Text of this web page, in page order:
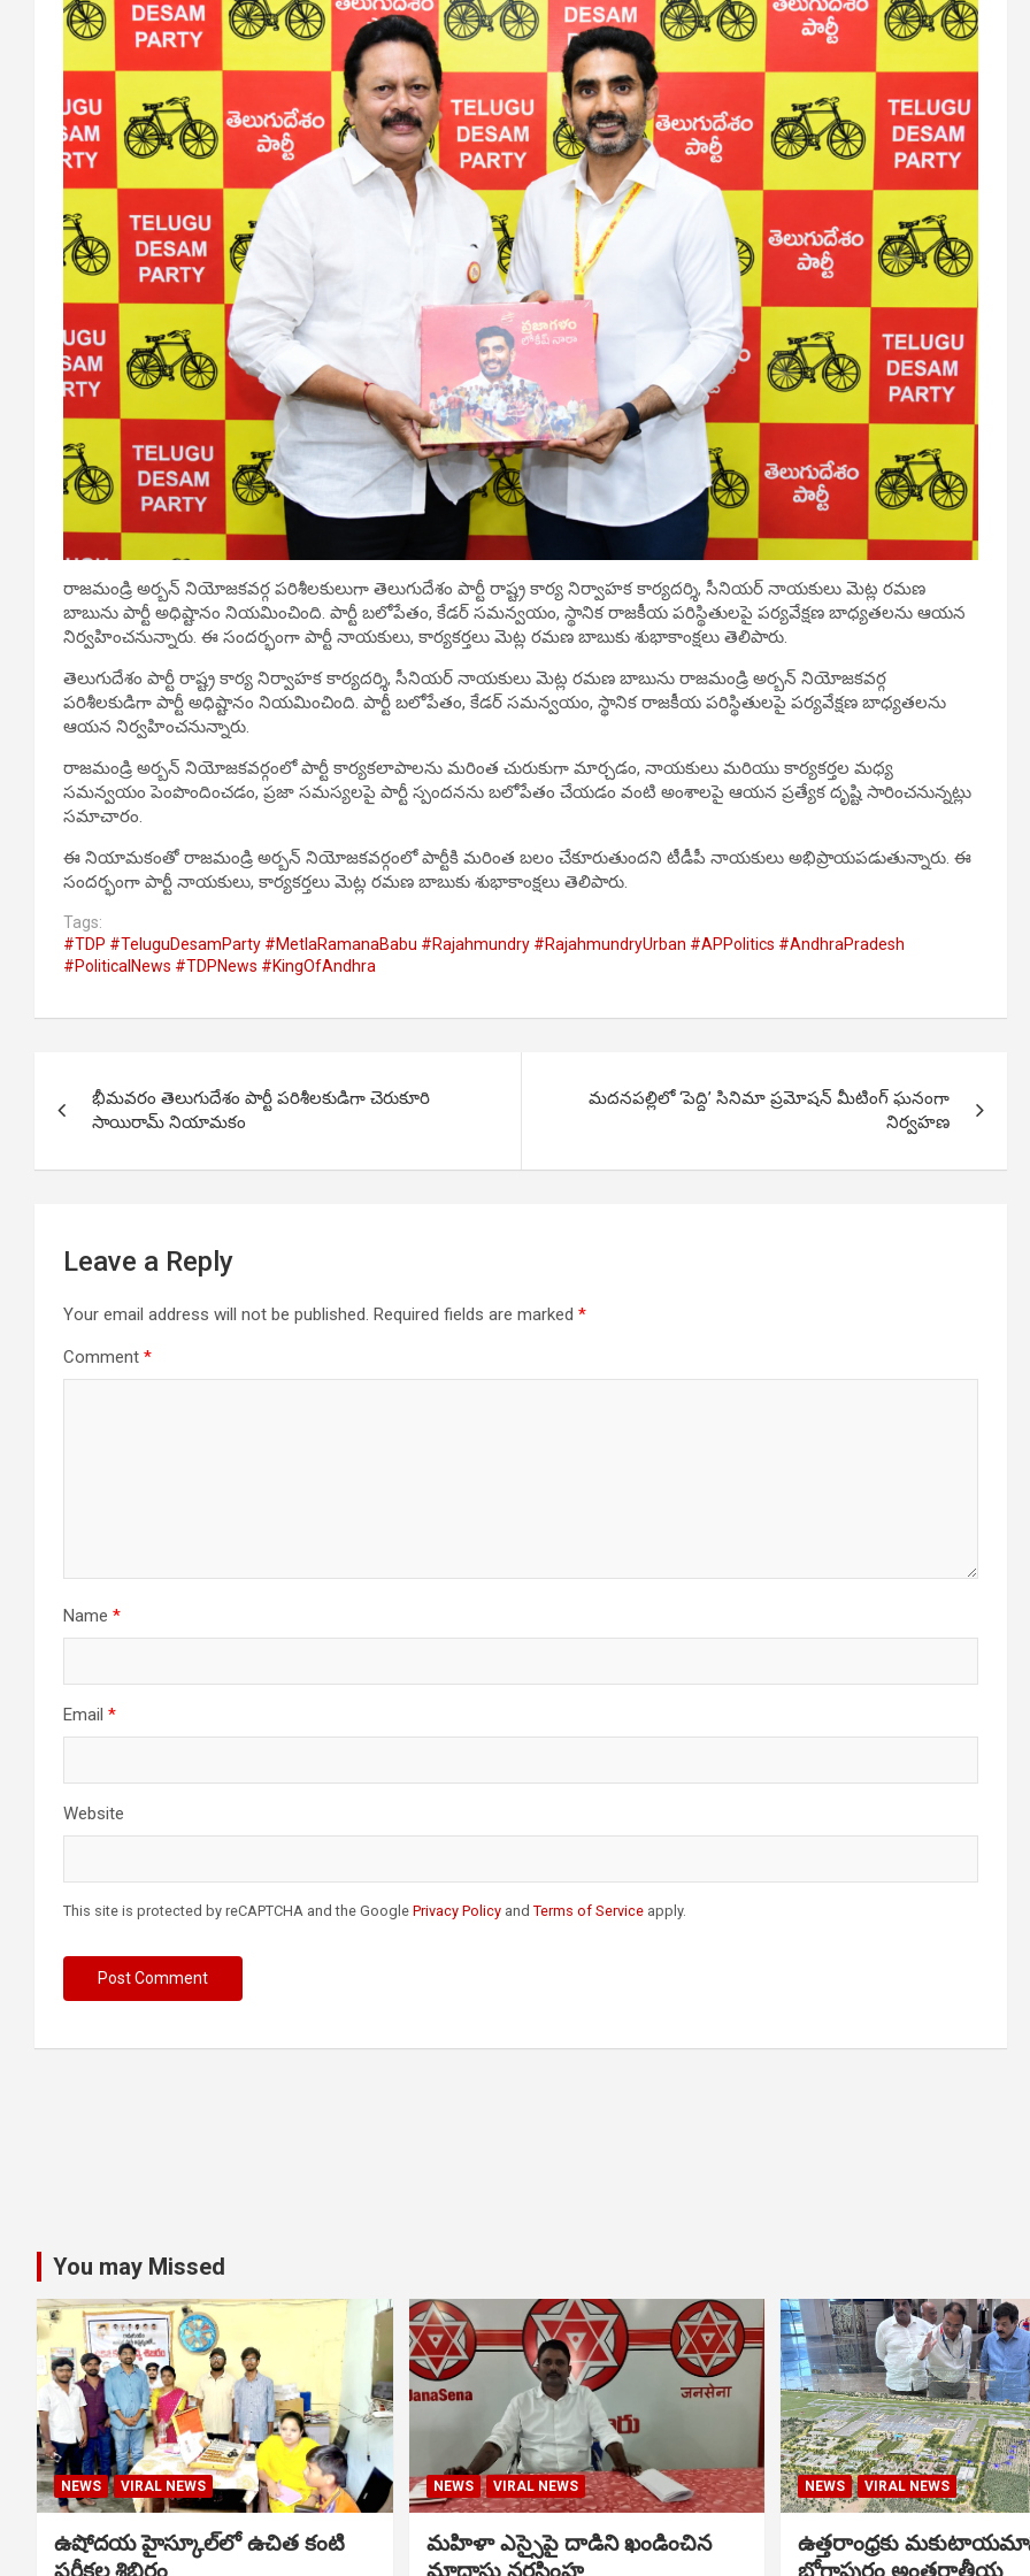
రాజమండ్రి అర్బన్ నియోజకవర్గ పరిశీలకులుగా తెలుగుదేశం పార్టీ రాష్ట్ర కార్య నిర్వాహక కార్యదర్శి, సీనియర్ నాయకులు మెట్ల రమణ
బాబును పార్టీ అధిష్టానం నియమించింది. పార్టీ బలోపేతం, కేడర్ సమన్వయం, స్థానిక రాజకీయ పరిస్థితులపై పర్యవేక్షణ బాధ్యతలను ఆయన
నిర్వహించనున్నారు. ఈ సందర్భంగా పార్టీ నాయకులు, కార్యకర్తలు మెట్ల రమణ బాబుకు శుభాకాంక్షలు తెలిపారు.
తెలుగుదేశం పార్టీ రాష్ట్ర కార్య నిర్వాహక కార్యదర్శి, సీనియర్ నాయకులు మెట్ల రమణ బాబును రాజమండ్రి అర్బన్ నియోజకవర్గ
పరిశీలకుడిగా పార్టీ అధిష్టానం నియమించింది. పార్టీ బలోపేతం, కేడర్ సమన్వయం, స్థానిక రాజకీయ పరిస్థితులపై పర్యవేక్షణ బాధ్యతలను
ఆయన నిర్వహించనున్నారు.
రాజమండ్రి అర్బన్ నియోజకవర్గంలో పార్టీ కార్యకలాపాలను మరింత చురుకుగా మార్చడం, నాయకులు మరియు కార్యకర్తల మధ్య
సమన్వయం పెంపొందించడం, ప్రజా సమస్యలపై పార్టీ స్పందనను బలోపేతం చేయడం వంటి అంశాలపై ఆయన ప్రత్యేక దృష్టి సారించనున్నట్లు
సమాచారం.
ఈ నియామకంతో రాజమండ్రి అర్బన్ నియోజకవర్గంలో పార్టీకి మరింత బలం చేకూరుతుందని టీడీపీ నాయకులు అభిప్రాయపడుతున్నారు. ఈ
సందర్భంగా పార్టీ నాయకులు, కార్యకర్తలు మెట్ల రమణ బాబుకు శుభాకాంక్షలు తెలిపారు.
Tags:
#TDP #TeluguDesamParty #MetlaRamanaBabu #Rajahmundry #RajahmundryUrban #APPolitics #AndhraPradesh
#PoliticalNews #TDPNews #KingOfAndhra
navigation
భీమవరం తెలుగుదేశం పార్టీ పరిశీలకుడిగా చెరుకూరి
సాయిరామ్ నియామకం
మదనపల్లిలో ‘పెద్ది’ సినిమా ప్రమోషన్ మీటింగ్ ఘనంగా
నిర్వహణ
Leave a Reply
Your email address will not be published. Required fields are marked *
Comment *
Name *
Email *
Website
This site is protected by reCAPTCHA and the Google Privacy Policy and Terms of Service apply.
You may Missed
NEWS VIRAL NEWS
ఉషోదయ హైస్కూల్‌లో ఉచిత కంటి
పరీక్షల శిబిరం
NEWS VIRAL NEWS
మహిళా ఎస్సైపై దాడిని ఖండించిన
మాదాసు నరసింహ
NEWS VIRAL NEWS
ఉత్తరాంధ్రకు
భోగాపురం అంతర్జాతీయ